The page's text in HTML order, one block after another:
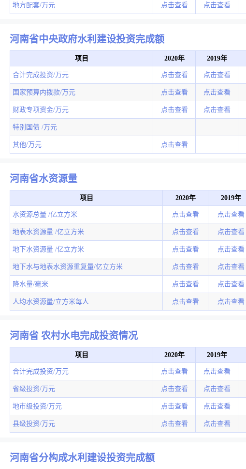
地方配套/万元 点击查看 点击查看
河南省中央政府水利建设投资完成额
项目 2020年 2019年
合计完成投资/万元 点击查看 点击查看
国家预算内拨款/万元 点击查看 点击查看
财政专项资金/万元 点击查看 点击查看
特别国债 /万元
其他/万元 点击查看
河南省水资源量
项目 2020年 2019年
水资源总量 /亿立方米 点击查看 点击查看
地表水资源量 /亿立方米 点击查看 点击查看
地下水资源量 /亿立方米 点击查看 点击查看
地下水与地表水资源重复量/亿立方米 点击查看 点击查看
降水量/毫米 点击查看 点击查看
人均水资源量/立方米每人 点击查看 点击查看
河南省 农村水电完成投资情况
项目 2020年 2019年
合计完成投资/万元 点击查看 点击查看
省级投资/万元 点击查看 点击查看
地市级投资/万元 点击查看 点击查看
县级投资/万元 点击查看 点击查看
河南省分构成水利建设投资完成额